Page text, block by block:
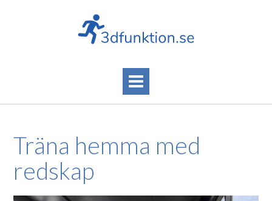
Träna hemma med
redskap